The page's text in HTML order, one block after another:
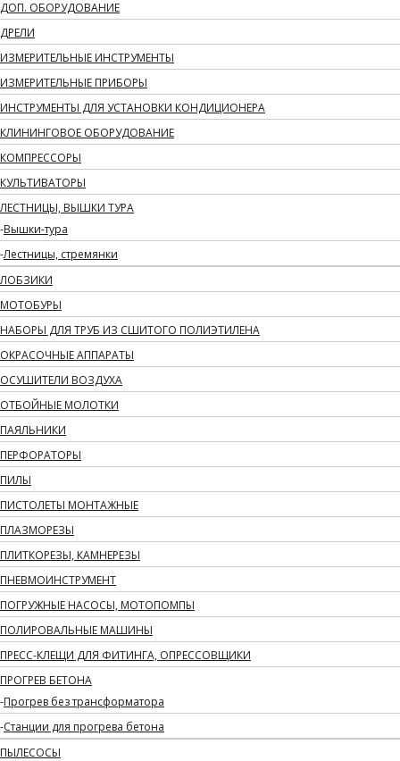
ДОП. ОБОРУДОВАНИЕ
ДРЕЛИ
ИЗМЕРИТЕЛЬНЫЕ ИНСТРУМЕНТЫ
ИЗМЕРИТЕЛЬНЫЕ ПРИБОРЫ
ИНСТРУМЕНТЫ ДЛЯ УСТАНОВКИ КОНДИЦИОНЕРА
КЛИНИНГОВОЕ ОБОРУДОВАНИЕ
КОМПРЕССОРЫ
КУЛЬТИВАТОРЫ
ЛЕСТНИЦЫ, ВЫШКИ ТУРА
Вышки-тура
Лестницы, стремянки
ЛОБЗИКИ
МОТОБУРЫ
НАБОРЫ ДЛЯ ТРУБ ИЗ СШИТОГО ПОЛИЭТИЛЕНА
ОКРАСОЧНЫЕ АППАРАТЫ
ОСУШИТЕЛИ ВОЗДУХА
ОТБОЙНЫЕ МОЛОТКИ
ПАЯЛЬНИКИ
ПЕРФОРАТОРЫ
ПИЛЫ
ПИСТОЛЕТЫ МОНТАЖНЫЕ
ПЛАЗМОРЕЗЫ
ПЛИТКОРЕЗЫ, КАМНЕРЕЗЫ
ПНЕВМОИНСТРУМЕНТ
ПОГРУЖНЫЕ НАСОСЫ, МОТОПОМПЫ
ПОЛИРОВАЛЬНЫЕ МАШИНЫ
ПРЕСС-КЛЕЩИ ДЛЯ ФИТИНГА, ОПРЕССОВЩИКИ
ПРОГРЕВ БЕТОНА
Прогрев без трансформатора
Станции для прогрева бетона
ПЫЛЕСОСЫ